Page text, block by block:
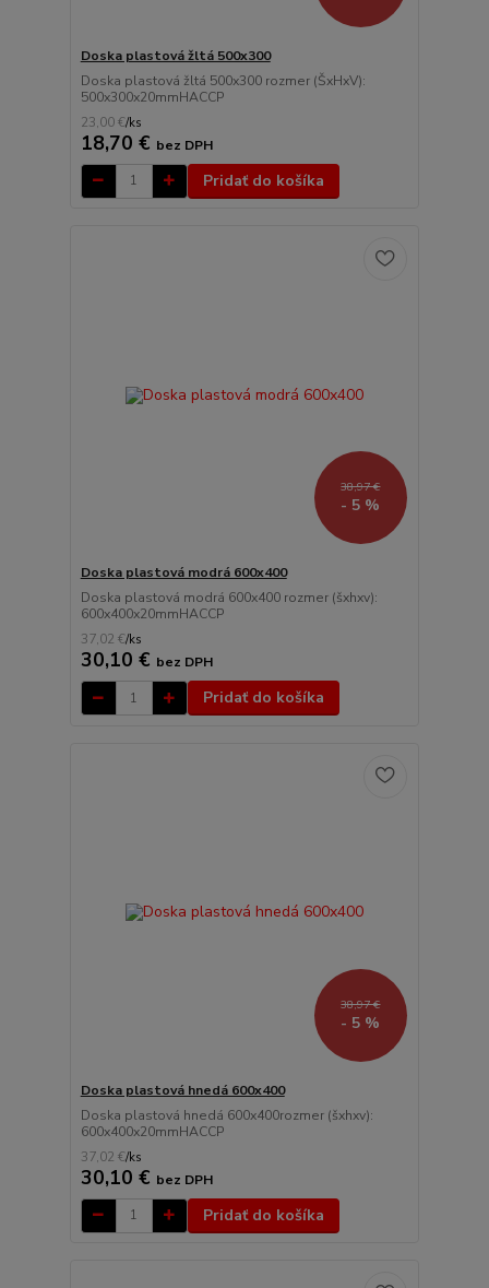
Doska plastová žltá 500x300
Doska plastová žltá 500x300 rozmer (ŠxHxV):
500x300x20mmHACCP
23,00 €/ks
18,70 € bez DPH
Pridať do košíka
38,97 €
- 5 %
Doska plastová modrá 600x400
Doska plastová modrá 600x400 rozmer (šxhxv):
600x400x20mmHACCP
37,02 €/ks
30,10 € bez DPH
Pridať do košíka
38,97 €
- 5 %
Doska plastová hnedá 600x400
Doska plastová hnedá 600x400rozmer (šxhxv):
600x400x20mmHACCP
37,02 €/ks
30,10 € bez DPH
Pridať do košíka